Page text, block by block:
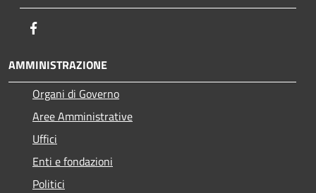
AMMINISTRAZIONE
Organi di Governo
Aree Amministrative
Uffici
Enti e fondazioni
Politici